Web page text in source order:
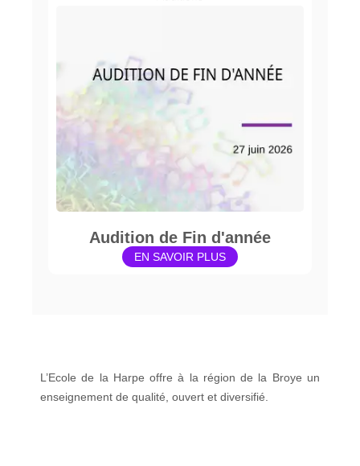
Audition de Fin d'année
EN SAVOIR PLUS
L’Ecole de la Harpe offre à la région de la Broye un
enseignement de qualité, ouvert et diversifié.